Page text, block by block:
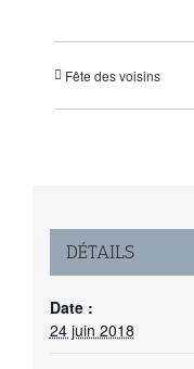
Fête des voisins
DÉTAILS
Date :
24 juin 2018